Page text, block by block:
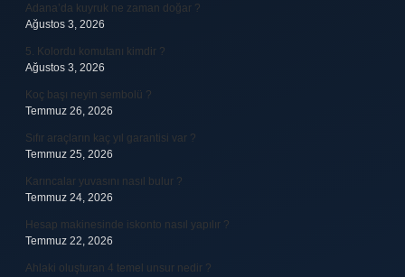
Adana’da kuyruk ne zaman doğar ?
Ağustos 3, 2026
5. Kolordu komutanı kimdir ?
Ağustos 3, 2026
Koç başı neyin sembolü ?
Temmuz 26, 2026
Sıfır araçların kaç yıl garantisi var ?
Temmuz 25, 2026
Karıncalar yuvasını nasıl bulur ?
Temmuz 24, 2026
Hesap makinesinde iskonto nasıl yapılır ?
Temmuz 22, 2026
Ahlaki oluşturan 4 temel unsur nedir ?